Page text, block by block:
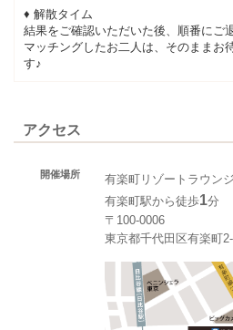
♦ 解散タイム
結果をご確認いただいた後、順番にご
マッチングしたお二人は、そのままお
す♪
アクセス
開催場所
有楽町リゾートラウンジ
有楽町駅から徒歩1分
〒100-0006
東京都千代田区有楽町